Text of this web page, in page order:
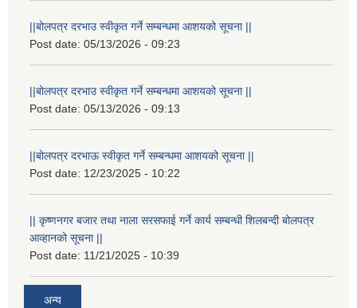
||बोलपत्र दरभाउ स्वीकृत गर्ने सम्बन्धमा आशयको सूचना ||
Post date: 05/13/2026 - 09:23
||बोलपत्र दरभाउ स्वीकृत गर्ने सम्बन्धमा आशयको सूचना ||
Post date: 05/13/2026 - 09:13
||बोलपत्र दरभाऊ स्वीकृत गर्ने सम्बन्धमा आशयको सूचना ||
Post date: 12/23/2025 - 10:22
|| कृष्णनगर बजार तथा नाला सरसफाई गर्ने कार्य सम्बन्धी शिलबन्दी बोलपत्र
आव्हानको सूचना ||
Post date: 11/21/2025 - 10:39
अन्य